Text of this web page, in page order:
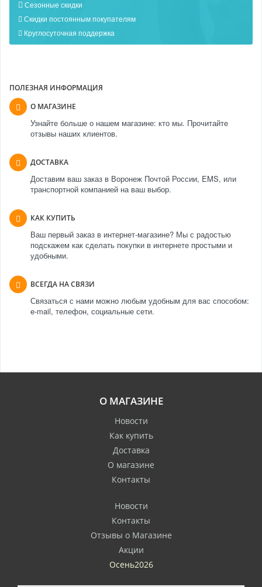
Сезонные скидки
Скидки постоянным покупателям
Круглосуточная поддержка
ПОЛЕЗНАЯ ИНФОРМАЦИЯ
О МАГАЗИНЕ
Узнайте больше о нашем магазине: кто мы. Прочитайте
отзывы наших клиентов.
ДОСТАВКА
Доставим ваш заказ в Воронеж Почтой России, EMS, или
транспортной компанией на ваш выбор.
КАК КУПИТЬ
Ваш первый заказ в интернет-магазине? Мы с радостью
подскажем как сделать покупки в интернете простыми и
удобными.
ВСЕГДА НА СВЯЗИ
Связаться с нами можно любым удобным для вас способом:
e-mail, телефон, социальные сети.
О МАГАЗИНЕ
Новости
Как купить
Доставка
О магазине
Контакты
Новости
Контакты
Отзывы о Магазине
Акции
Осень2026